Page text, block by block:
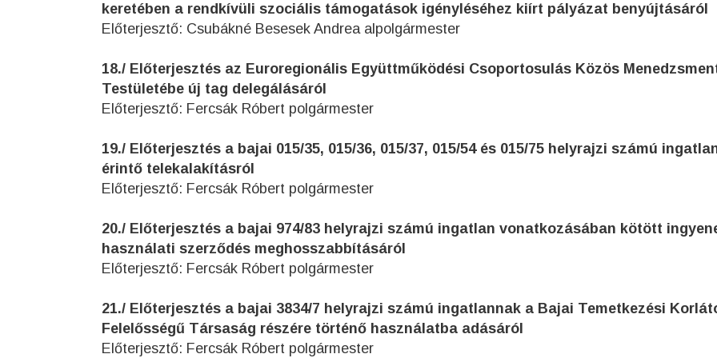
keretében a rendkívüli szociális támogatások igényléséhez kiírt pályázat benyújtásáról
Előterjesztő: Csubákné Besesek Andrea alpolgármester
18./ Előterjesztés az Euroregionális Együttműködési Csoportosulás Közös
Testületébe új tag delegálásáról
Előterjesztő: Fercsák Róbert polgármester
19./ Előterjesztés a bajai 015/35, 015/36, 015/37, 015/54 és 015/75 helyrajzi számú
érintő telekalakításról
Előterjesztő: Fercsák Róbert polgármester
20./ Előterjesztés a bajai 974/83 helyrajzi számú ingatlan vonatkozásában kötött
használati szerződés meghosszabbításáról
Előterjesztő: Fercsák Róbert polgármester
21./ Előterjesztés a bajai 3834/7 helyrajzi számú ingatlannak a Bajai Temetkezési
Felelősségű Társaság részére történő használatba adásáról
Előterjesztő: Fercsák Róbert polgármester